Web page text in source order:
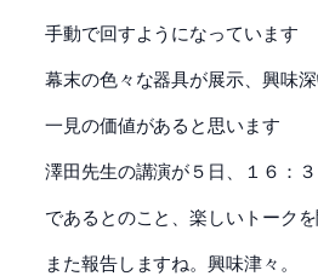
手動で回すようになっています
幕末の色々な器具が展示、興味
一見の価値があると思います
澤田先生の講演が５日、１６：
であるとのこと、楽しいトーク
また報告しますね。興味津々。